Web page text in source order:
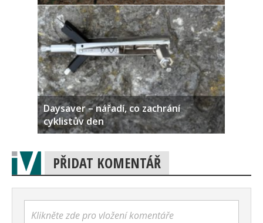
Daysaver – nářadí, co zachrání
cyklistův den
PŘIDAT KOMENTÁŘ
Klikněte zde pro vložení komentáře